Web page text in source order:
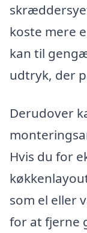
koste mere
kan til
udtryk, der
Derudover
Hvis du for
som el eller
for at fjerne